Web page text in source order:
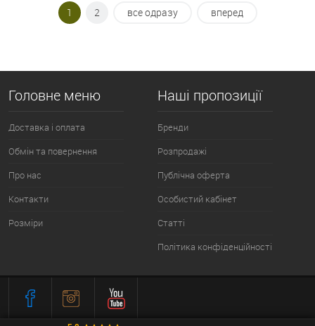
1
2 все одразу вперед
Головне меню
Доставка і оплата
Обмін та повернення
Про нас
Контакти
Розміри
Наші пропозиції
Бренди
Розпродажі
Публічна оферта
Особистий кабінет
Статті
Політика конфіденційності